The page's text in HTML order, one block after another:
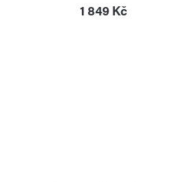
1 849 Kč